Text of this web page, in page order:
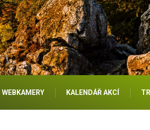
WEBKAMERY KALENDÁŘ AKCÍ